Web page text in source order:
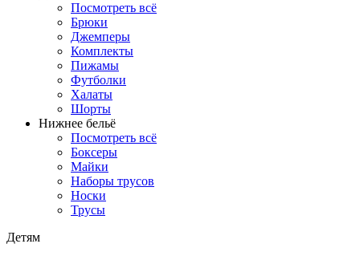
Посмотреть всё
Брюки
Джемперы
Комплекты
Пижамы
Футболки
Халаты
Шорты
Нижнее бельё
Посмотреть всё
Боксеры
Майки
Наборы трусов
Носки
Трусы
Детям